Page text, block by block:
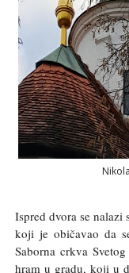
Ispred dvora se
koji je običavao da
Saborna crkva
hram u gradu, koji u